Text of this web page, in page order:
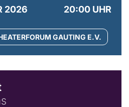
2026
20:00 UHR
GAUTING E.V.